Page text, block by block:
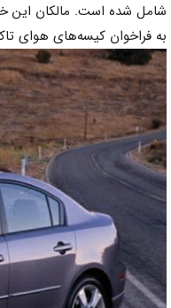
به فراخوان کیسه‌های هوای تاکاتا که بیش از ۳۳ میلیون خودرو را درگیر کرده ندارد.